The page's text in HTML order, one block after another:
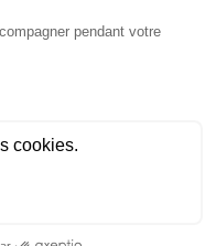
-CGV-Politique de